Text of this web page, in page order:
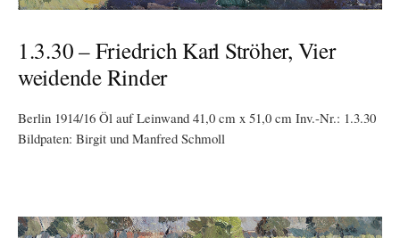
1.3.30 – Friedrich Karl Ströher, Vier
weidende Rinder
Berlin 1914/16 Öl auf Leinwand 41,0 cm x 51,0 cm Inv.-Nr.: 1.3.30
Bildpaten: Birgit und Manfred Schmoll